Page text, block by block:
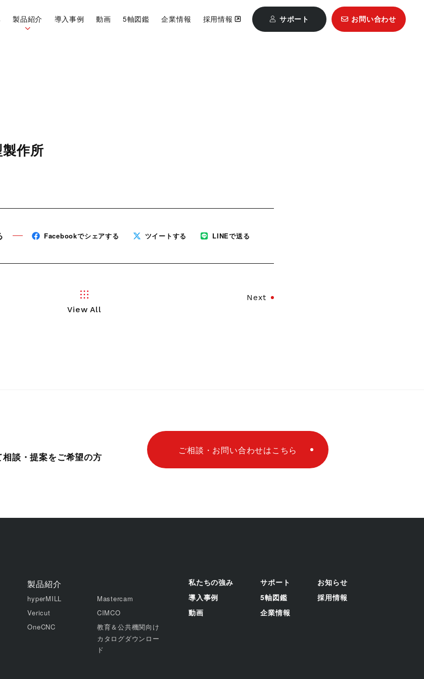
製品紹介 導入事例 動画 5軸図鑑 企業情報 採用情報 サポート お問い合わせ
作所
Facebookでシェアする ツイートする LINEで送る
View All
Next
談・提案をご希望の方
ご相談・お問い合わせはこちら
製品紹介
hyperMILL
Vericut
OneCNC
Mastercam
CIMCO
教育＆公共機関向け
カタログダウンロー
ド
私たちの強み
導入事例
動画
サポート
5軸図鑑
企業情報
お知らせ
採用情報